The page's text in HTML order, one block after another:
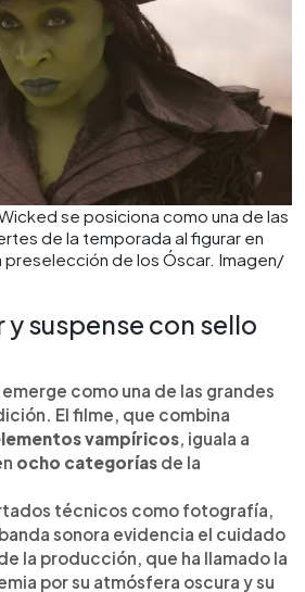
se posiciona como una de las
de la temporada al figurar en
de los Óscar. Imagen/
y suspense con sello
emerge como una de las grandes
El filme, que combina
vampíricos, iguala a
ocho categorías de la
técnicos como fotografía,
sonora evidencia el cuidado
la producción, que ha llamado la
por su atmósfera oscura y su